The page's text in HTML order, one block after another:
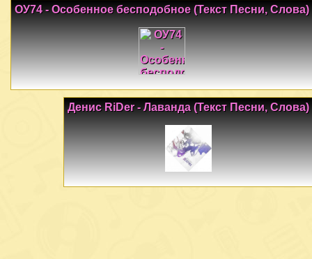
ОУ74 - Особенное бесподобное (Текст Песни, Слова)
Денис RiDer - Лаванда (Текст Песни, Слова)